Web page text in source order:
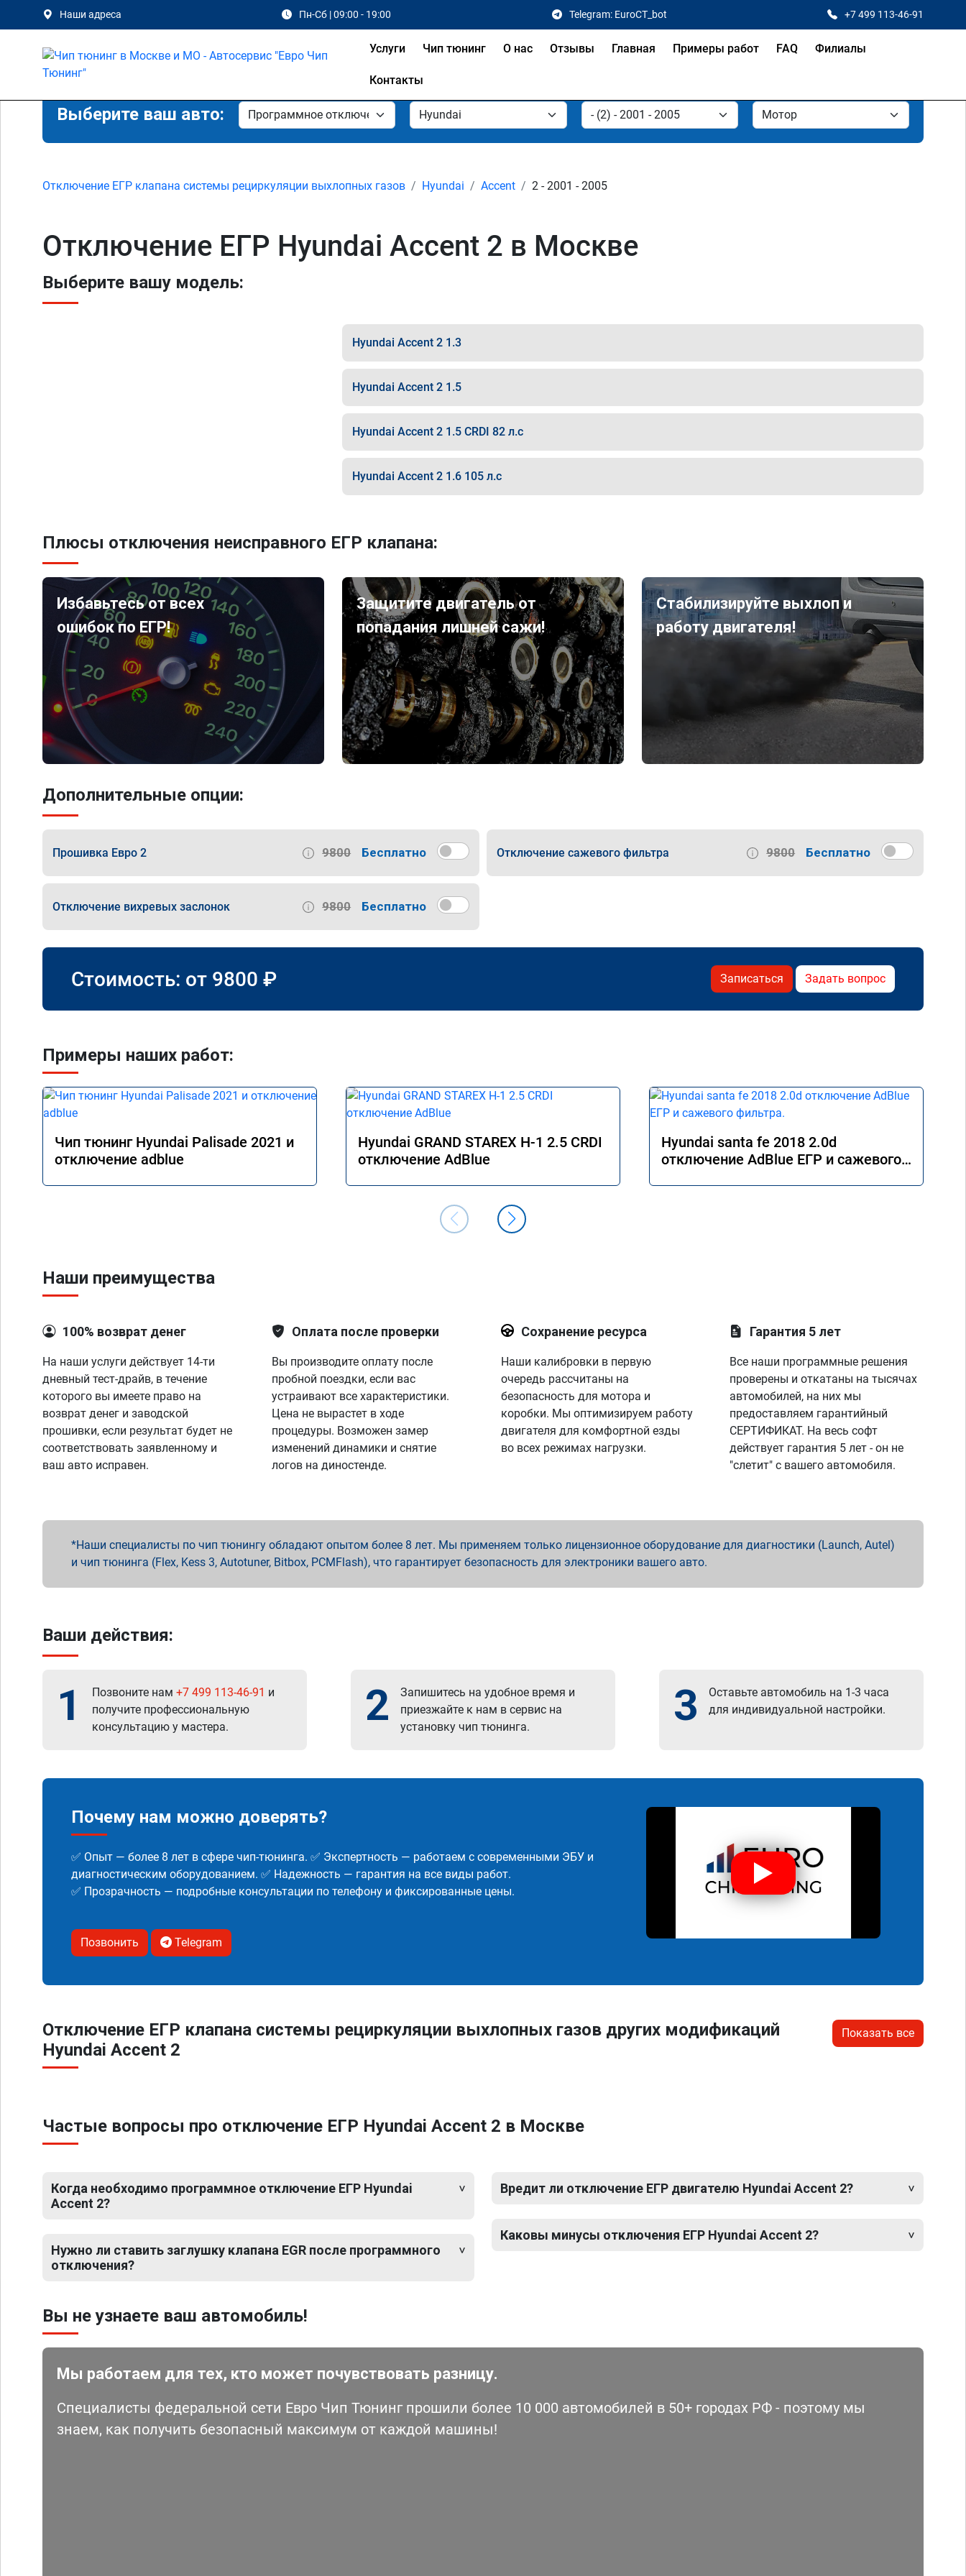
Наши адреса Пн-Сб | 09:00 - 19:00 Telegram: EuroCT_bot +7 499 113-46-91
Услуги Чип тюнинг О нас Отзывы Главная Примеры работ FAQ Филиалы
Контакты
Выберите ваш авто:
Отключение ЕГР клапана системы рециркуляции выхлопных газов Hyundai Accent 2 - 2001 - 2005
Отключение ЕГР Hyundai Accent 2 в Москве
Выберите вашу модель:
Hyundai Accent 2 1.3
Hyundai Accent 2 1.5
Hyundai Accent 2 1.5 CRDI 82 л.с
Hyundai Accent 2 1.6 105 л.с
Плюсы отключения неисправного ЕГР клапана:
Избавьтесь от всех
ошибок по ЕГР!
Защитите двигатель от
попадания лишней сажи!
Стабилизируйте выхлоп и
работу двигателя!
Дополнительные опции:
Прошивка Евро 2 9800 Бесплатно Отключение сажевого фильтра 9800 Бесплатно
Отключение вихревых заслонок 9800 Бесплатно
Стоимость: от 9800 ₽ Записаться Задать вопрос
Примеры наших работ:
Чип тюнинг Hyundai Palisade 2021 и
отключение adblue
Hyundai GRAND STAREX H-1 2.5 CRDI
отключение AdBlue
Hyundai santa fe 2018 2.0d
отключение AdBlue ЕГР и сажевого
Наши преимущества
100% возврат денег
На наши услуги действует 14-ти
дневный тест-драйв, в течение
которого вы имеете право на
возврат денег и заводской
прошивки, если результат будет не
соответствовать заявленному и
ваш авто исправен.
Оплата после проверки
Вы производите оплату после
пробной поездки, если вас
устраивают все характеристики.
Цена не вырастет в ходе
процедуры. Возможен замер
изменений динамики и снятие
логов на диностенде.
Сохранение ресурса
Наши калибровки в первую
очередь рассчитаны на
безопасность для мотора и
коробки. Мы оптимизируем работу
двигателя для комфортной езды
во всех режимах нагрузки.
Гарантия 5 лет
Все наши программные решения
проверены и откатаны на тысячах
автомобилей, на них мы
предоставляем гарантийный
СЕРТИФИКАТ. На весь софт
действует гарантия 5 лет - он не
"слетит" с вашего автомобиля.
Наши специалисты по чип тюнингу обладают опытом более 8 лет. Мы применяем только лицензионное оборудование для диагностики (Launch, Autel)
и чип тюнинга (Flex, Kess 3, Autotuner, Bitbox, PCMFlash), что гарантирует безопасность для электроники вашего авто.
Ваши действия:
1 Позвоните нам +7 499 113-46-91 и
получите профессиональную
консультацию у мастера.
2
Запишитесь на удобное время и
приезжайте к нам в сервис на
установку чип тюнинга.
3
Оставьте автомобиль на 1-3 часа
для индивидуальной настройки.
Почему нам можно доверять?
✅ Опыт — более 8 лет в сфере чип-тюнинга. ✅ Экспертность — работаем с современными ЭБУ и
диагностическим оборудованием. ✅ Надежность — гарантия на все виды работ.
✅ Прозрачность — подробные консультации по телефону и фиксированные цены.
Позвонить Telegram
Отключение ЕГР клапана системы рециркуляции выхлопных газов других модификаций
Hyundai Accent 2
Показать все
Частые вопросы про отключение ЕГР Hyundai Accent 2 в Москве
Когда необходимо программное отключение ЕГР Hyundai
Accent 2?
Нужно ли ставить заглушку клапана EGR после программного
отключения?
Вредит ли отключение ЕГР двигателю Hyundai Accent 2?
Каковы минусы отключения ЕГР Hyundai Accent 2?
Вы не узнаете ваш автомобиль!
Мы работаем для тех, кто может почувствовать разницу.
Специалисты федеральной сети Евро Чип Тюнинг прошили более 10 000 автомобилей в 50+ городах РФ - поэтому мы
знаем, как получить безопасный максимум от каждой машины!